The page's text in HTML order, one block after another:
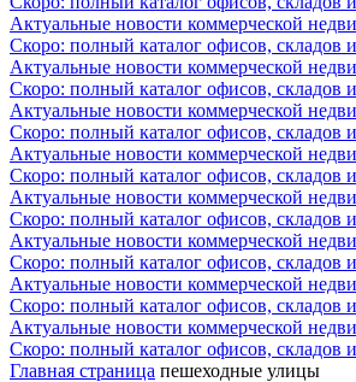
Актуальные новости коммерческой
Скоро: полный каталог офисов, складов
Актуальные новости коммерческой
Скоро: полный каталог офисов, складов
Актуальные новости коммерческой
Скоро: полный каталог офисов, складов
Актуальные новости коммерческой
Скоро: полный каталог офисов, складов
Актуальные новости коммерческой
Скоро: полный каталог офисов, складов
Актуальные новости коммерческой
Скоро: полный каталог офисов, складов
Актуальные новости коммерческой
Скоро: полный каталог офисов, складов
Актуальные новости коммерческой
Скоро: полный каталог офисов, складов
Главная страница пешеходные улицы